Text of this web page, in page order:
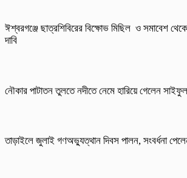
ঈশ্বরগঞ্জে ছাত্রশিবিরের বিক্ষোভ মিছিল ও সমাবেশ
দাবি
নৌকার পাটাতন তুলতে নদীতে নেমে হারিয়ে গেলেন সাইফুল
তাড়াইলে জুলাই গণঅভ্যুত্থান দিবস পালন, সংবর্ধনা